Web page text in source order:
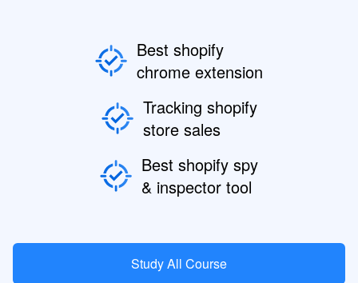
Best shopify
chrome extension
Tracking shopify
store sales
Best shopify spy
& inspector tool
Study All Course